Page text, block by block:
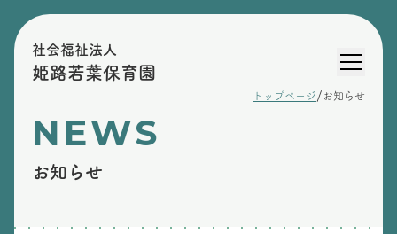
社会福祉法人
姫路若葉保育園
トップページ/ お知らせ
NEWS
お知らせ